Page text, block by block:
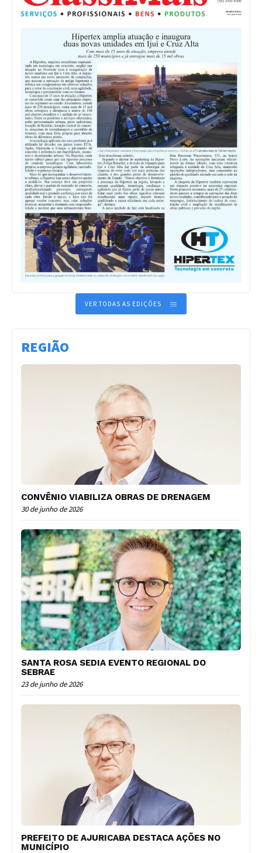
VER TODAS AS EDIÇÕES
REGIÃO
CONVÊNIO VIABILIZA OBRAS DE DRENAGEM
30 de junho de 2026
SANTA ROSA SEDIA EVENTO REGIONAL DO
SEBRAE
23 de junho de 2026
PREFEITO DE AJURICABA DESTACA AÇÕES NO
MUNICÍPIO